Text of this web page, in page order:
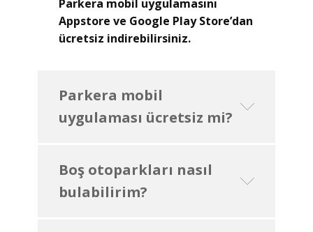
Parkera mobil uygulamasını
Appstore ve Google Play Store’dan
ücretsiz indirebilirsiniz.
Parkera mobil
uygulaması ücretsiz mi?
Boş otoparkları nasıl
bulabilirim?